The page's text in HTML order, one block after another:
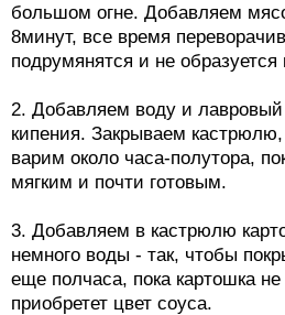
большом огне. Добавляем
8минут, все время
подрумянятся и не образуется
2. Добавляем воду и
кипения. Закрываем
варим около часа-полутора,
мягким и почти готовым.
3. Добавляем в кастрюлю
немного воды - так, чтобы
еще полчаса, пока картошка не
приобретет цвет соуса.